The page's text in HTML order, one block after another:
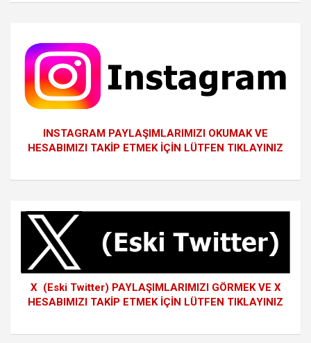
INSTAGRAM PAYLAŞIMLARIMIZI OKUMAK VE
HESABIMIZI TAKİP ETMEK İÇİN LÜTFEN TIKLAYINIZ
X (Eski Twitter) PAYLAŞIMLARIMIZI GÖRMEK VE X
HESABIMIZI TAKİP ETMEK İÇİN LÜTFEN TIKLAYINIZ